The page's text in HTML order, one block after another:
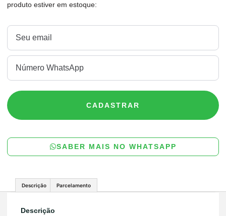
produto estiver em estoque:
CADASTRAR
SABER MAIS NO WHATSAPP
Descrição Parcelamento
Descrição